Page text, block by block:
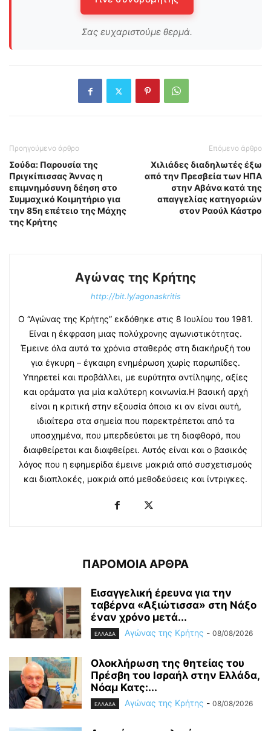
Σας ευχαριστούμε θερμά.
Προηγούμενο άρθρο
Σούδα: Παρουσία της
Πριγκίπισσας Άννας η
επιμνημόσυνη δέηση στο
Συμμαχικό Κοιμητήριο για
την 85η επέτειο της Μάχης
της Κρήτης
Επόμενο άρθρο
Χιλιάδες διαδηλωτές έξω
από την Πρεσβεία των ΗΠΑ
στην Αβάνα κατά της
απαγγελίας κατηγοριών
στον Ραούλ Κάστρο
Αγώνας της Κρήτης
http://bit.ly/agonaskritis
Ο “Αγώνας της Κρήτης” εκδόθηκε στις 8 Ιουλίου του 1981.
Είναι η έκφραση μιας πολύχρονης αγωνιστικότητας.
Έμεινε όλα αυτά τα χρόνια σταθερός στη διακήρυξή του
για έγκυρη – έγκαιρη ενημέρωση χωρίς παρωπίδες.
Υπηρετεί και προβάλλει, με ευρύτητα αντίληψης, αξίες
και οράματα για μία καλύτερη κοινωνία.Η βασική αρχή
είναι η κριτική στην εξουσία όποια κι αν είναι αυτή,
ιδιαίτερα στα σημεία που παρεκτρέπεται από τα
υποσχημένα, που μπερδεύεται με τη διαφθορά, που
διαφθείρεται και διαφθείρει. Αυτός είναι και ο βασικός
λόγος που η εφημερίδα έμεινε μακριά από συσχετισμούς
και διαπλοκές, μακριά από μεθοδεύσεις και ίντριγκες.
ΠΑΡΟΜΟΙΑ ΑΡΘΡΑ
Εισαγγελική έρευνα για την
ταβέρνα «Αξιώτισσα» στη Νάξο
έναν χρόνο μετά...
ΕΛΛΑΔΑ Αγώνας της Κρήτης - 08/08/2026
Ολοκλήρωση της θητείας του
Πρέσβη του Ισραήλ στην Ελλάδα,
Νόαμ Κατς:...
ΕΛΛΑΔΑ Αγώνας της Κρήτης - 08/08/2026